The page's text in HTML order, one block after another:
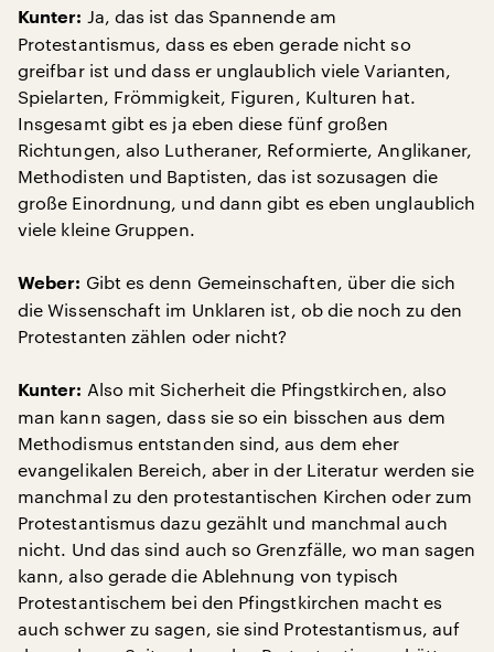
Kunter: Ja, das ist das Spannende am
Protestantismus, dass es eben gerade nicht so
greifbar ist und dass er unglaublich viele Varianten,
Spielarten, Frömmigkeit, Figuren, Kulturen hat.
Insgesamt gibt es ja eben diese fünf großen
Richtungen, also Lutheraner, Reformierte, Anglikaner,
Methodisten und Baptisten, das ist sozusagen die
große Einordnung, und dann gibt es eben unglaublich
viele kleine Gruppen.
Weber: Gibt es denn Gemeinschaften, über die sich
die Wissenschaft im Unklaren ist, ob die noch zu den
Protestanten zählen oder nicht?
Kunter: Also mit Sicherheit die Pfingstkirchen, also
man kann sagen, dass sie so ein bisschen aus dem
Methodismus entstanden sind, aus dem eher
evangelikalen Bereich, aber in der Literatur werden sie
manchmal zu den protestantischen Kirchen oder zum
Protestantismus dazu gezählt und manchmal auch
nicht. Und das sind auch so Grenzfälle, wo man sagen
kann, also gerade die Ablehnung von typisch
Protestantischem bei den Pfingstkirchen macht es
auch schwer zu sagen, sie sind Protestantismus, auf